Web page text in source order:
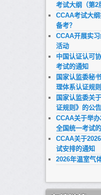
考试大纲（第2
CCAA考试大
备考？
CCAA开展实
活动
中国认证认可
考试的通知
国家认监委秘
理体系认证规
国家认监委关
证规则》的公告
CCAA关于举
全国统一考试
CCAA关于
试安排的通知
2026年温室气